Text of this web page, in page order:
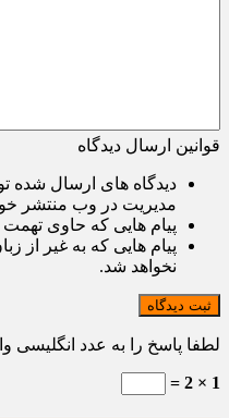
قوانین ارسال دیدگاه
دیدگاه های ارسال شده
مدیریت در وب منتشر
پیام هایی که حاوی تهمت
پیام هایی که به غیر از
نخواهد شد.
ثبت دیدگاه
لطفا پاسخ را به عدد انگلیسی
1 × 2 =